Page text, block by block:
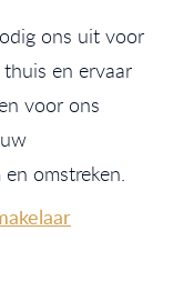
ons uit voor
en ervaar
voor ons
omstreken.